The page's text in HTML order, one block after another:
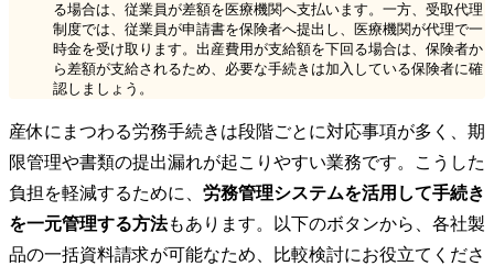
る場合は、従業員が差額を医療機関へ支払います。一方、受取代理
制度では、従業員が申請書を保険者へ提出し、医療機関が代理で一
時金を受け取ります。出産費用が支給額を下回る場合は、保険者か
ら差額が支給されるため、必要な手続きは加入している保険者に確
認しましょう。
産休にまつわる労務手続きは段階ごとに対応事項が多く、期
限管理や書類の提出漏れが起こりやすい業務です。こうした
負担を軽減するために、 労務管理システムを活用して手続き
を一元管理する方法もあります。以下のボタンから、各社製
品の一括資料請求が可能なため、比較検討にお役立てくださ